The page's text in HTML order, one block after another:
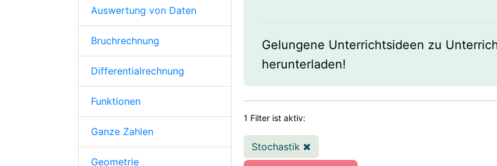
Gelungene Unterrichtsideen zu
herunterladen!
1 Filter ist aktiv:
Stochastik
Auswertung von Daten
Bruchrechnung
Differentialrechnung
Funktionen
Ganze Zahlen
Geometrie